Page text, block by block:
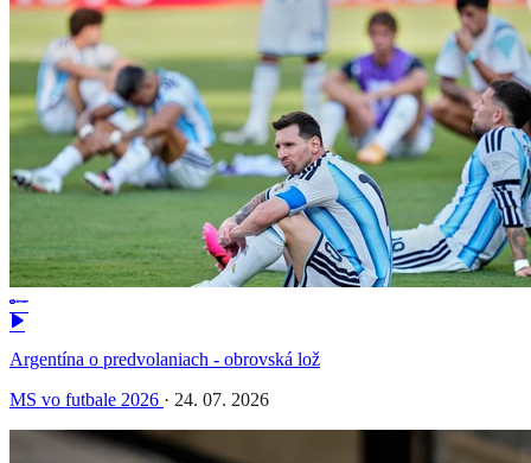
Argentína o predvolaniach - obrovská lož
MS vo futbale 2026 · 24. 07. 2026